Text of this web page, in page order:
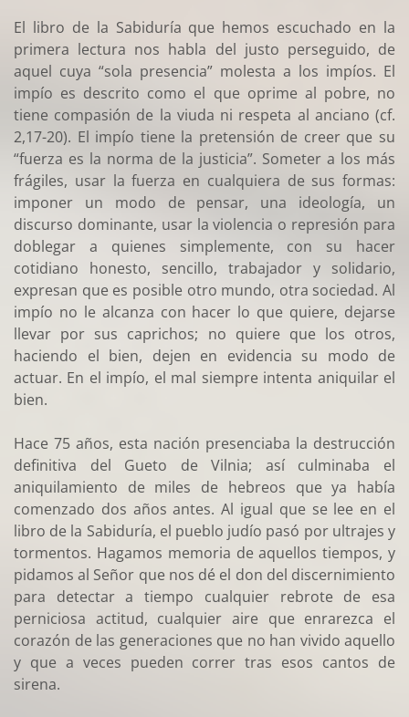
El libro de la Sabiduría que hemos escuchado en la
primera lectura nos habla del justo perseguido, de
aquel cuya “sola presencia” molesta a los impíos. El
impío es descrito como el que oprime al pobre, no
tiene compasión de la viuda ni respeta al anciano (cf.
2,17-20). El impío tiene la pretensión de creer que su
“fuerza es la norma de la justicia”. Someter a los más
frágiles, usar la fuerza en cualquiera de sus formas:
imponer un modo de pensar, una ideología, un
discurso dominante, usar la violencia o represión para
doblegar a quienes simplemente, con su hacer
cotidiano honesto, sencillo, trabajador y solidario,
expresan que es posible otro mundo, otra sociedad. Al
impío no le alcanza con hacer lo que quiere, dejarse
llevar por sus caprichos; no quiere que los otros,
haciendo el bien, dejen en evidencia su modo de
actuar. En el impío, el mal siempre intenta aniquilar el
bien.
Hace 75 años, esta nación presenciaba la destrucción
definitiva del Gueto de Vilnia; así culminaba el
aniquilamiento de miles de hebreos que ya había
comenzado dos años antes. Al igual que se lee en el
libro de la Sabiduría, el pueblo judío pasó por ultrajes y
tormentos. Hagamos memoria de aquellos tiempos, y
pidamos al Señor que nos dé el don del discernimiento
para detectar a tiempo cualquier rebrote de esa
perniciosa actitud, cualquier aire que enrarezca el
corazón de las generaciones que no han vivido aquello
y que a veces pueden correr tras esos cantos de
sirena.